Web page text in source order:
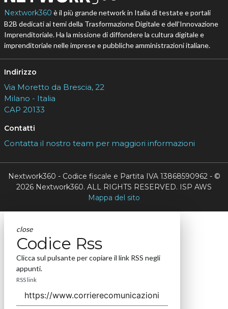
Nextwork360 è il più grande network in Italia di testate e portali
B2B dedicati ai temi della Trasformazione Digitale e dell’Innovazione
Imprenditoriale. Ha la missione di diffondere la cultura digitale e
imprenditoriale nelle imprese e pubbliche amministrazioni italiane.
Indirizzo
Via Moretto da Brescia, 22
Milano - Italia
CAP 20133
Contatti
Contatta il nostro team per maggiori informazioni
Nextwork360 - Codice fiscale e Partita IVA 13868590962 - ©
2026 Nextwork360. ALL RIGHTS RESERVED. ISP AWS
Mappa del sito
close
Codice Rss
Clicca sul pulsante per copiare il link RSS negli
appunti.
RSS link